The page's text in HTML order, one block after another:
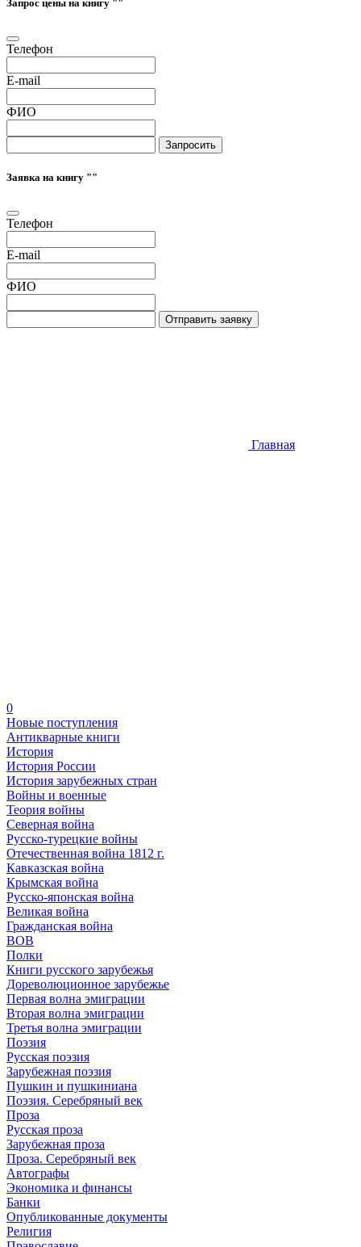
Запрос цены на книгу ""
Телефон
E-mail
ФИО
Запросить
Заявка на книгу ""
Телефон
E-mail
ФИО
Отправить заявку
Главная
0
Новые поступления
Антикварные книги
История
История России
История зарубежных стран
Войны и военные
Теория войны
Северная война
Русско-турецкие войны
Отечественная война 1812 г.
Кавказская война
Крымская война
Русско-японская война
Великая война
Гражданская война
ВОВ
Полки
Книги русского зарубежья
Дореволюционное зарубежье
Первая волна эмиграции
Вторая волна эмиграции
Третья волна эмиграции
Поэзия
Русская поэзия
Зарубежная поэзия
Пушкин и пушкиниана
Поэзия. Серебряный век
Проза
Русская проза
Зарубежная проза
Проза. Серебряный век
Автографы
Экономика и финансы
Банки
Опубликованные документы
Религия